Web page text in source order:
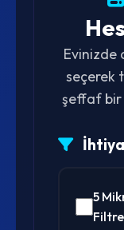
Evinizde
seçerek
şeffaf bir
5
Filtre